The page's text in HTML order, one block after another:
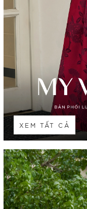
XEM TẤT CẢ